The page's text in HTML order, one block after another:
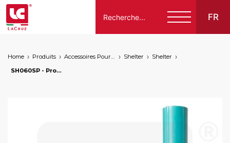
FR
Home Produits Accessoires Pour Maraichage Et Pépinière Shelter
Shelter
SH060SP - Protection cylindrique ouverte enroulable h 60 cm, markets: []string{"A", "B", "HU"}